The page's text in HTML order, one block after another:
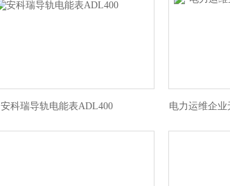
安科瑞导轨电能表ADL400 电力运维企业